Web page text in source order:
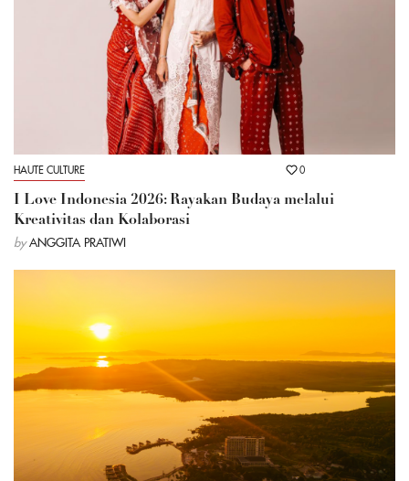
HAUTE CULTURE 0
I Love Indonesia 2026: Rayakan Budaya melalui
Kreativitas dan Kolaborasi
by ANGGITA PRATIWI